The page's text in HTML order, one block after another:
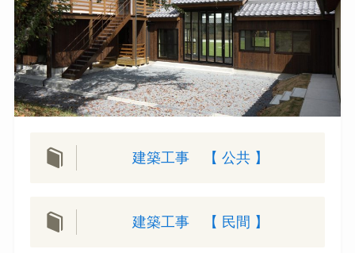
建築工事 【 公共 】
建築工事 【 民間 】